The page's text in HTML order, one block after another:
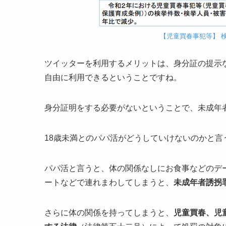
【児童買春事犯等】
ツイッターを利用するメリットは、身分証の提
自由に利用できるということですね。
身分証明をする必要がないということで、未成
18歳未満とのパパ活がどうしていけないのかと
パパ活と言うと、体の関係なしにお食事などの
ートなどで連れまわしてしまうと、 未成年者誘拐
さらに体の関係を持ってしまうと、
児童買春、児